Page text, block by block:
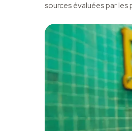
sources évaluées par les